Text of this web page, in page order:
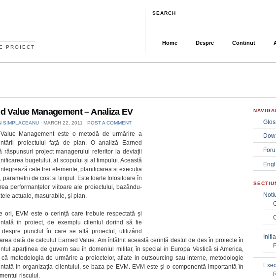
PROIECT
SEARCH
Home Despre Continut
Value Management – Analiza EV
SIMPLACEANU ⋅ MARCH 22, 2011 ⋅ POST A COMMENT
Management este o metodă de urmărire a
proiectului față de plan. O analiză Earned
răspunsuri project managerului referitor la deviații
bugetului, al scopului și al timpului. Această
cele trei elemente, planificarea si execuția
parametrii de cost si timpul. Este foarte folositoare în
performanțelor viitoare ale proiectului, bazându-
actuale, masurabile, și plan.
ori, EVM este o cerință care trebuie respectată și
in proiect, de exemplu clientul dorind să fie
despre punctul în care se află proiectul, utilizând
dată de calculul Earned Value. Am întâlnit această cerință destul de des în proiecte în
aparținea de guvern sau în domeniul militar, în special in Europa Vestică si America,
metodologia de urmărire a proiectelor, aflate in outsourcing sau interne, metodologie
in organizația clientului, se baza pe EVM. EVM este și o componentă importantă în
riscului.